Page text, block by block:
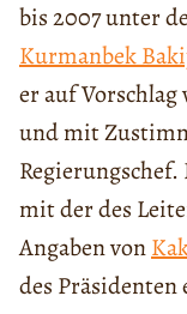
bis 2007 unter
Kurmanbek
er auf
und mit
mit der des
Angaben von
des